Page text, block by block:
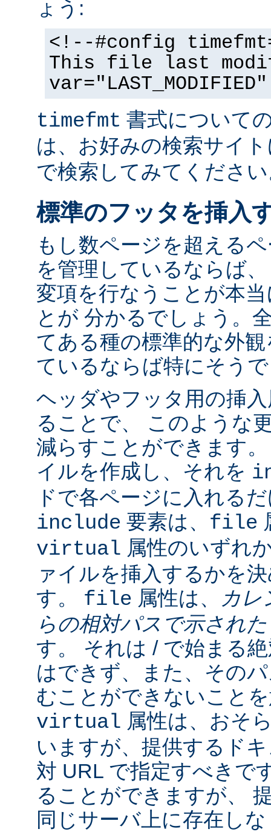
ょう:
<!--#config
This file last
timefmt 書式について
は、お好みの検索サイ
で検索してみてくださ
標準のフッタを挿入
もし数ページを超える
を管理しているならば
変項を行なうことが本
とが 分かるでしょう。
てある種の標準的な外
ているならば特にそう
ヘッダやフッタ用の挿
ることで、 このような
減らすことができます
イルを作成し、それを
ドで各ページに入れる
include 要素は、 file
virtual 属性のいずれ
ァイルを挿入するかを
す。 file 属性は、
カ
らの相対パスで示され
す。 それは / で始まる
はできず、また、その
むことができないこと
virtual 属性は、おそ
いますが、提供するド
対 URL で指定すべきで
ることができますが、
同じサーバ上に存在し